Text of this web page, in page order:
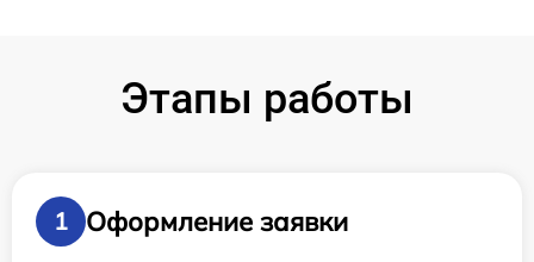
Этапы работы
1
Оформление заявки